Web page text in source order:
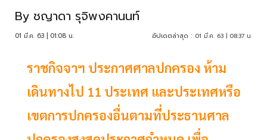
By ชญาดา รุจิพงคานนท์
01 มี.ค. 63 | 01:08 น. อัปเดตล่าสุด : 01 มี.ค. 63 | 08:37 น.
ราชกิจจาฯ ประกาศศาลปกครอง ห้าม
เดินทางไป 11 ประเทศ และประเทศหรือ
เขตการปกครองอื่นตามที่ประธานศาล